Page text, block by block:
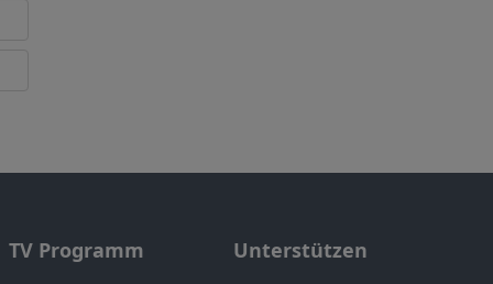
TV Programm Unterstützen